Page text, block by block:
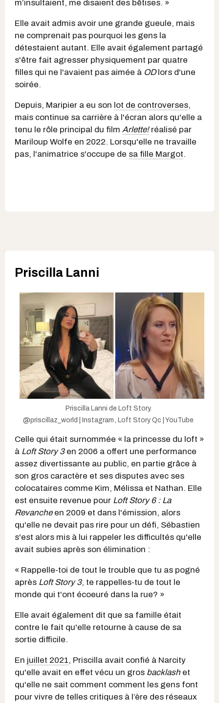
m’insultaient, me disaient des bêtises. »
Elle avait admis avoir une grande gueule, mais
ne comprenait pas pourquoi les gens la
détestaient autant. Elle avait également partagé
s'être fait agresser physiquement par quatre
filles qui ne l'avaient pas aimée à ODlors d'une
soirée.
Depuis, Maripier a eu son lot de controverses,
mais continue sa carrière à l'écran alors qu'elle a
tenu le rôle principal du film Arlette!réalisé par
Mariloup Wolfe en 2022. Lorsqu'elle ne travaille
pas, l'animatrice s'occupe de sa fille Margot.
Priscilla Lanni
Priscilla Lanni de Loft Story.
@priscillaz_world | Instagram
Loft Story Qc | YouTube
Celle qui était surnommée « la princesse du loft »
à Loft Story 3en 2006 a offert une performance
assez divertissante au public, en partie grâce à
son gros caractère et ses disputes avec ses
colocataires comme Kim, Mélissa et Nathan. Elle
est ensuite revenue pour Loft Story 6 : La
Revancheen 2009 et dans l'émission, alors
qu'elle ne devait pas rire pour un défi, Sébastien
s'est alors mis à lui rappeler les difficultés qu'elle
avait subies après son élimination :
« Rappelle-toi de tout le trouble que tu as pogné
après Loft Story 3, te rappelles-tu de tout le
monde qui t'ont écoeuré dans la rue? »
Elle avait également dit que sa famille était
contre le fait qu'elle retourne à cause de sa
sortie difficile.
En juillet 2021, Priscilla avait confié à Narcity
qu'elle avait en effet vécu un gros backlashet
qu'elle ne sait comment comment les gens font
pour vivre de telles critiques à l’ère des réseaux